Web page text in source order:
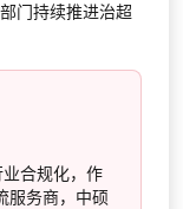
门持续推进治超
合规化，作
服务商，中硕